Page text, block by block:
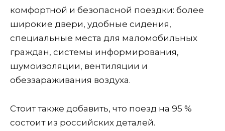
комфортной и безопасной поездки: более
широкие двери, удобные сидения,
специальные места для маломобильных
граждан, системы информирования,
шумоизоляции, вентиляции и
обеззараживания воздуха.
Стоит также добавить, что поезд на 95 %
состоит из российских деталей.